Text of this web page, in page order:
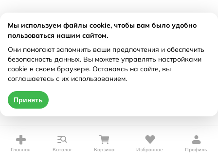
Главная Каталог Корзина Избранное Профиль
Мы используем файлы cookie, чтобы вам было удобно
пользоваться нашим сайтом.
Они помогают запомнить ваши предпочтения и обеспечить
безопасность данных. Вы можете управлять настройками
cookie в своем браузере. Оставаясь на сайте, вы
соглашаетесь с их использованием.
Принять